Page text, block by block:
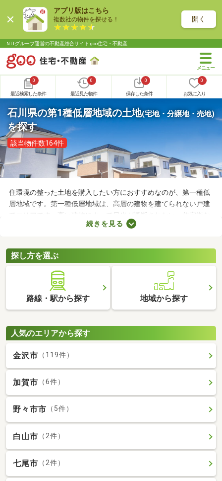
アプリ版はこちら
複数社の物件を探せる！ 開く
NTTグループ運営の不動産総合サイト goo住宅・不動産
0
最近検索した条件
0
最近見た物件
0
保存した条件
0
お気に入り
石川県の第1種低層地域の土地(宅地・分譲地・売地)
を探す
該当物件数164件
住環境の整った土地を購入したい方におすすめなのが、第一種低
層地域です。第一種低層地域は、高層の建物を建てられない戸建
てエリアです。高い建物によって日光が遮断されない、住宅街な
ので騒音トラブルが少ないなどのメリットがある地域なので、住
するので、引っ越しを検討している方はぜひチェックしてみてく
ださいね。
続きを見る
探し方を選ぶ
路線・駅から探す 地域から探す
人気のエリアから探す
金沢市 （119件）
加賀市 （6件）
野々市市 （5件）
白山市 （2件）
七尾市 （2件）